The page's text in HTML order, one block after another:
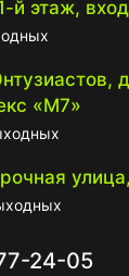
й этаж,
«М7»
24-05